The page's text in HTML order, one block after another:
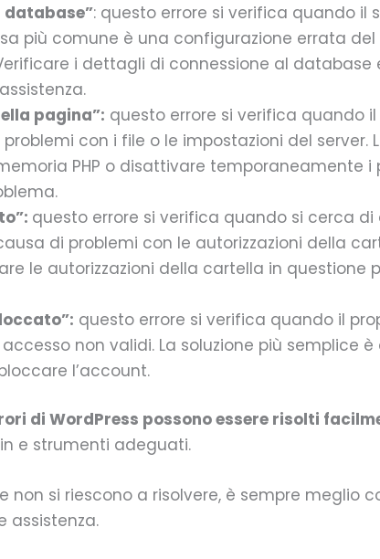
database”: questo errore si verifica quando il
più comune è una configurazione errata
i dettagli di connessione al
pagina”: questo errore si verifica quando
con i file o le impostazioni del server.
PHP o disattivare temporaneamente i
questo errore si verifica quando si cerca
di problemi con le autorizzazioni della
le autorizzazioni della cartella in questione
questo errore si verifica quando il
non validi. La soluzione più semplice
l’account.
di WordPress possono essere risolti
e strumenti adeguati.
non si riescono a risolvere, è sempre meglio
assistenza.